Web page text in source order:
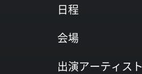
日程
会場
出演アーティスト